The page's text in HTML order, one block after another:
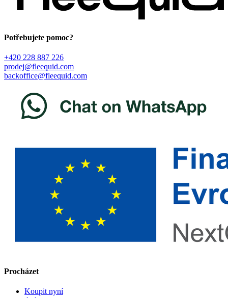
Potřebujete pomoc?
+420 228 887 226
prodej@fleequid.com
backoffice@fleequid.com
Procházet
Koupit nyní